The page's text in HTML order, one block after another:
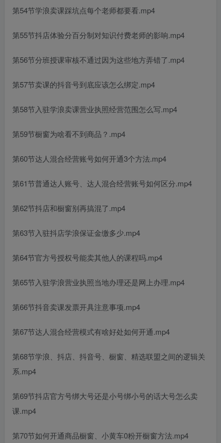
第54节学浪卖课踩坑点每个老师都要看.mp4
第55节抖店体验分百分制对知识付费老师的影响.mp4
第56节分班授课审核不通过因为这些地方弄错了.mp4
第57节卖课的抖音号到底应该怎么绑定.mp4
第58节入驻学浪卖课营业执照经营范围怎么写.mp4
第59节橱窗为啥看不到商品？.mp4
第60节达人混合经营账号如何开通3个方法.mp4
第61节普通达人账号、达人混合经营账号如何区分.mp4
第62节抖店和橱窗别再搞混了.mp4
第63节入驻抖店学浪保证金缴多少.mp4
第64节官方号授权号能卖其他人的课程吗.mp4
第65节入驻学浪营业执照当地办理还是网上办理.mp4
第66节抖音卖课发票开具注意事项.mp4
第67节达人混合经营模式有啥好处如何开通.mp4
第68节学浪、抖店、抖音号、橱窗、精选联盟之间的逻辑关
系.mp4
第69节抖店官方号绑大号还是小号绑小号的话大号怎么卖
课.mp4
第70节如何开通商品橱窗、小黄车0粉开橱窗方法.mp4